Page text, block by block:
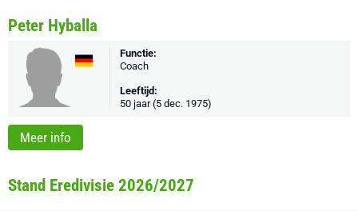
Peter Hyballa
Functie:
Coach
Leeftijd:
50 jaar (5 dec. 1975)
Meer info
Stand Eredivisie 2026/2027